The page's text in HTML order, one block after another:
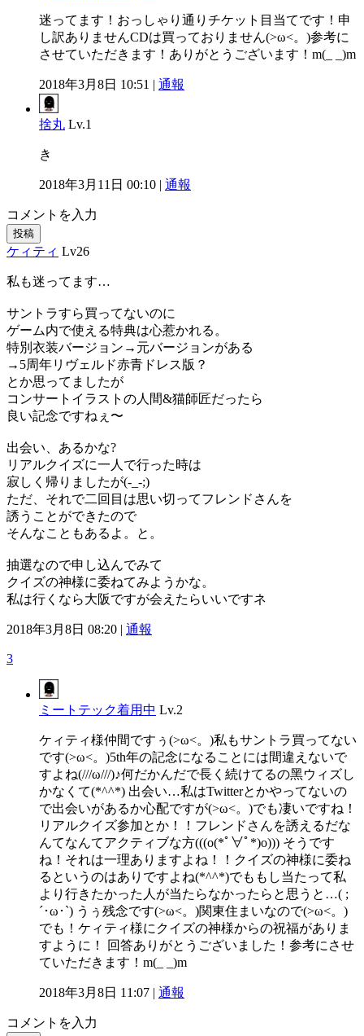
迷ってます！おっしゃり通りチケット目当てです！申
し訳ありませんCDは買っておりません(>ω<。)参考に
させていただきます！ありがとうございます！m(_ _)m
2018年3月8日 10:51 | 通報
捨丸 Lv.1
き
2018年3月11日 00:10 | 通報
コメントを入力
投稿
ケィティ Lv26
私も迷ってます…
サントラすら買ってないのに
ゲーム内で使える特典は心惹かれる。
特別衣装バージョン→元バージョンがある
→5周年リヴェルド赤青ドレス版？
とか思ってましたが
コンサートイラストの人間&猫師匠だったら
良い記念ですねぇ〜
出会い、あるかな?
リアルクイズに一人で行った時は
寂しく帰りましたが(-_-;)
ただ、それで二回目は思い切ってフレンドさんを
誘うことができたので
そんなこともあるよ。と。
抽選なので申し込んでみて
クイズの神様に委ねてみようかな。
私は行くなら大阪ですが会えたらいいですネ
2018年3月8日 08:20 | 通報
3
ミートテック着用中 Lv.2
ケィティ様仲間ですぅ(>ω<。)私もサントラ買ってない
です(>ω<。)5th年の記念になることには間違えないで
すよね(///ω///)♪何だかんだで長く続けてるの黑ウィズし
かなくて(*^^*) 出会い…私はTwitterとかやってないの
で出会いがあるか心配ですが(>ω<。)でも凄いですね！
リアルクイズ参加とか！！フレンドさんを誘えるだな
んてなんてアクティブな方(((o(*ﾟ∀ﾟ*)o))) そうです
ね！それは一理ありますよね！！クイズの神様に委ね
るというのはありですよね(*^^*)でももし当たって私
より行きたかった人が当たらなかったらと思うと…( ;
´･ω･`) うぅ残念です(>ω<。)関東住まいなので(>ω<。)
でも！ケィティ様にクイズの神様からの祝福がありま
すように！ 回答ありがとうございました！参考にさせ
ていただきます！m(_ _)m
2018年3月8日 11:07 | 通報
コメントを入力